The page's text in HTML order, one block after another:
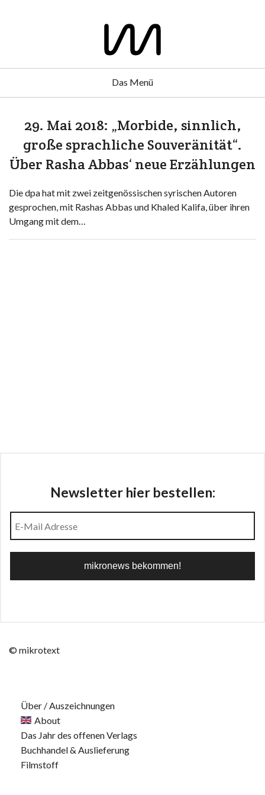
Das Menü
29. Mai 2018: „Morbide, sinnlich,
große sprachliche Souveränität“.
Über Rasha Abbas‘ neue Erzählungen
Die dpa hat mit zwei zeitgenössischen syrischen Autoren
gesprochen, mit Rashas Abbas und Khaled Kalifa, über ihren
Umgang mit dem…
Newsletter hier bestellen:
© mikrotext
Über / Auszeichnungen
About
Das Jahr des offenen Verlags
Buchhandel & Auslieferung
Filmstoff